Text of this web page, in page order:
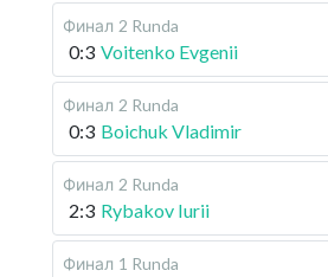
Финал 2 Runda
0:3 Voitenko Evgenii
Финал 2 Runda
0:3 Boichuk Vladimir
Финал 2 Runda
2:3 Rybakov Iurii
Финал 1 Runda